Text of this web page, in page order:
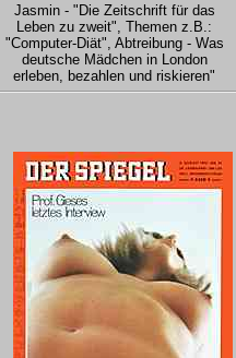
Jasmin - "Die Zeitschrift für das
Leben zu zweit", Themen z.B.:
"Computer-Diät", Abtreibung - Was
deutsche Mädchen in London
erleben, bezahlen und riskieren"